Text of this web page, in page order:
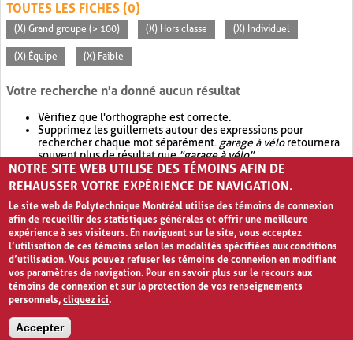
TOUTES LES FICHES (0)
(X) Grand groupe (> 100) (X) Hors classe (X) Individuel
(X) Équipe (X) Faible
Votre recherche n'a donné aucun résultat
Vérifiez que l'orthographe est correcte.
Supprimez les guillemets autour des expressions pour
rechercher chaque mot séparément. garage à véloretournera
souvent plus de résultat que"garage à vélo".
Envisagez d'élargir votre recherche avec OR.garage OR vélo
retournera souvent plus de résultat quegarage à vélo
NOTRE SITE WEB UTILISE DES TÉMOINS AFIN DE
REHAUSSER VOTRE EXPÉRIENCE DE NAVIGATION.
Le site web de Polytechnique Montréal utilise des témoins de connexion
afin de recueillir des statistiques générales et offrir une meilleure
expérience à ses visiteurs. En naviguant sur le site, vous acceptez
l’utilisation de ces témoins selon les modalités spécifiées aux conditions
d’utilisation. Vous pouvez refuser les témoins de connexion en modifiant
vos paramètres de navigation. Pour en savoir plus sur le recours aux
témoins de connexion et sur la protection de vos renseignements
personnels,cliquez ici.
Accepter